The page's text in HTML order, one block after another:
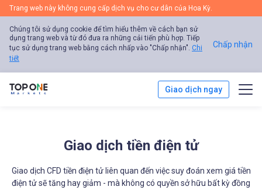
Trang web này không cung cấp dịch vụ cho cư dân của Hoa Kỳ.
Chúng tôi sử dụng cookie để tìm hiểu thêm về cách bạn sử
dụng trang web và từ đó đưa ra những cải tiến phù hợp. Tiếp
tục sử dụng trang web bằng cách nhấp vào "Chấp nhận". Chi
tiết
Chấp nhận
Giao dịch ngay
Phân tích thị trường
Giao dịch tiền điện tử
Giao dịch CFD tiền điện tử liên quan đến việc suy đoán xem giá tiền
điện tử sẽ tăng hay giảm - mà không có quyền sở hữu bất kỳ đồng